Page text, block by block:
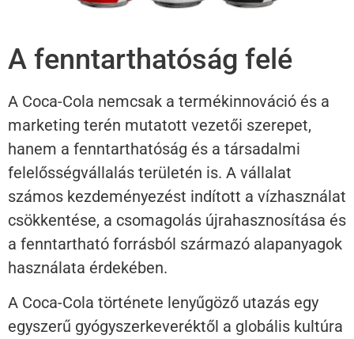
A fenntarthatóság felé
A Coca-Cola nemcsak a termékinnováció és a
marketing terén mutatott vezetői szerepet,
hanem a fenntarthatóság és a társadalmi
felelősségvállalás területén is. A vállalat
számos kezdeményezést indított a vízhasználat
csökkentése, a csomagolás újrahasznosítása és
a fenntartható forrásból származó alapanyagok
használata érdekében.
A Coca-Cola története lenyűgöző utazás egy
egyszerű gyógyszerkeveréktől a globális kultúra